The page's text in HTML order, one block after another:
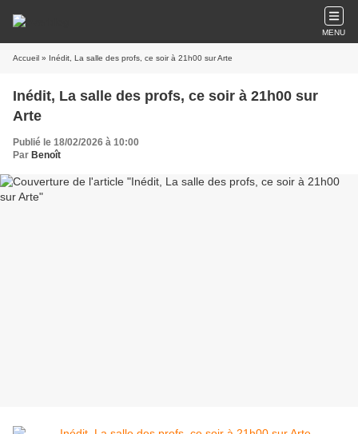
MENU
Accueil » Inédit, La salle des profs, ce soir à 21h00 sur Arte
Inédit, La salle des profs, ce soir à 21h00 sur
Arte
Publié le 18/02/2026 à 10:00
Par Benoît